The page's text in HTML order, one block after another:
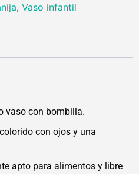
, Vaso infantil
vaso con bombilla.
con ojos y una
apto para alimentos y libre